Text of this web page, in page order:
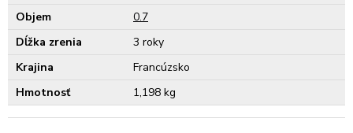
Objem
0.7
Dĺžka zrenia
3 roky
Krajina
Francúzsko
Hmotnosť
1,198 kg